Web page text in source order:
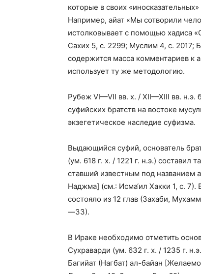
которые в своих
Например, айат «Мы сотворили
истолковывает с помощью хадиса
Сахих 5, с. 2299; Муслим 4, с. 2017;
содержится масса комментариев к
использует ту же методологию.
Рубеж VI—VII вв. х. / XII—XIII вв. н.э.
суфийских братств на востоке
экзегетическое наследие суфизма.
Выдающийся суфий, основатель
(ум. 618 г. х. / 1221 г. н.э.) составил
ставший известным под названием
Наджма] (см.: Исма‘ил Хакки 1, с.
состояло из 12 глав (Захаби,
—33).
В Ираке необходимо отметить
Сухраварди (ум. 632 г. х. / 1235 г.
Багийат (Нагбат) ал-байан